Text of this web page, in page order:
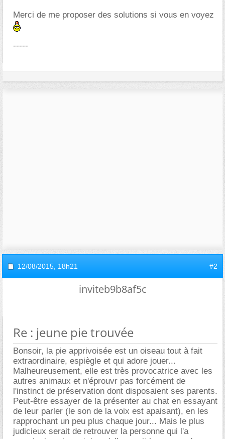
Merci de me proposer des solutions si vous en voyez
-----
12/08/2015, 18h21 #2
inviteb9b8af5c
Re : jeune pie trouvée
Bonsoir, la pie apprivoisée est un oiseau tout à fait
extraordinaire, espiègle et qui adore jouer...
Malheureusement, elle est très provocatrice avec les
autres animaux et n'éprouvr pas forcément de
l'instinct de préservation dont disposaient ses parents.
Peut-être essayer de la présenter au chat en essayant
de leur parler (le son de la voix est apaisant), en les
rapprochant un peu plus chaque jour... Mais le plus
judicieux serait de retrouver la personne qui l'a